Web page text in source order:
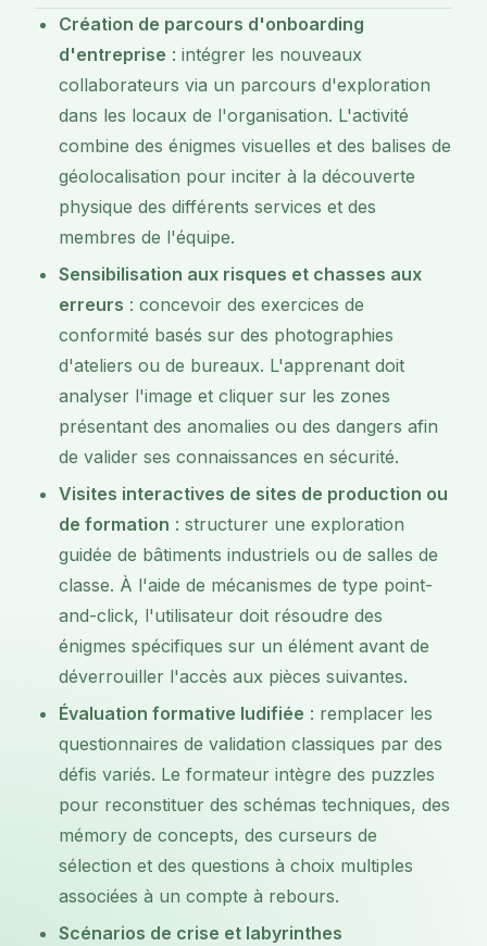
Création de parcours d'onboarding
d'entreprise : intégrer les nouveaux
collaborateurs via un parcours d'exploration
dans les locaux de l'organisation. L'activité
combine des énigmes visuelles et des balises de
géolocalisation pour inciter à la découverte
physique des différents services et des
membres de l'équipe.
Sensibilisation aux risques et chasses aux
erreurs : concevoir des exercices de
conformité basés sur des photographies
d'ateliers ou de bureaux. L'apprenant doit
analyser l'image et cliquer sur les zones
présentant des anomalies ou des dangers afin
de valider ses connaissances en sécurité.
Visites interactives de sites de production ou
de formation : structurer une exploration
guidée de bâtiments industriels ou de salles de
classe. À l'aide de mécanismes de type point-
and-click, l'utilisateur doit résoudre des
énigmes spécifiques sur un élément avant de
déverrouiller l'accès aux pièces suivantes.
Évaluation formative ludifiée : remplacer les
questionnaires de validation classiques par des
défis variés. Le formateur intègre des puzzles
pour reconstituer des schémas techniques, des
mémory de concepts, des curseurs de
sélection et des questions à choix multiples
associées à un compte à rebours.
Scénarios de crise et labyrinthes